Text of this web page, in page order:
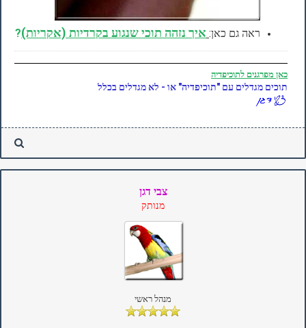
ראה גם כאן: איך נזהה תוכי שנגוע בקרדיות (אקריות)?
כאן מפרגנים לתוכיפדיה
תוכים מגדלים עם "תוכיפדיה" או - לא מגדלים בכלל
צבי דגן
מנותק
מנהל ראשי